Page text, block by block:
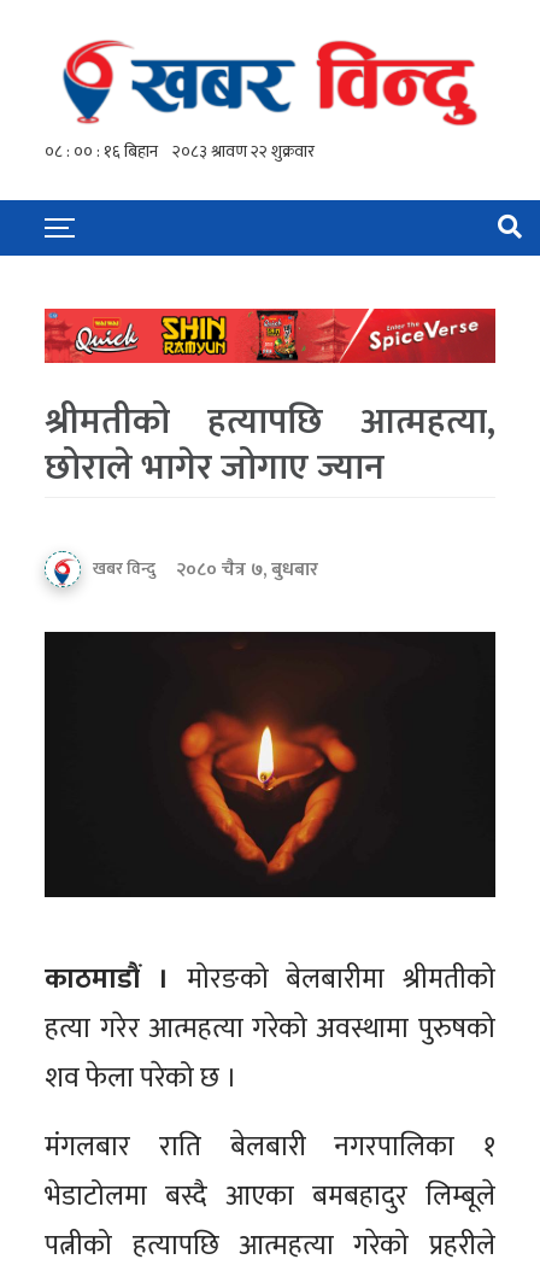
श्रीमतीको हत्यापछि आत्महत्या,
छोराले भागेर जोगाए ज्यान
खबर विन्दु २०८० चैत्र ७, बुधबार
काठमाडौं । मोरङको बेलबारीमा श्रीमतीको
हत्या गरेर आत्महत्या गरेको अवस्थामा पुरुषको
शव फेला परेको छ ।
मंगलबार राति बेलबारी नगरपालिका १
भेडाटोलमा बस्दै आएका बमबहादुर लिम्बूले
पत्नीको हत्यापछि आत्महत्या गरेको प्रहरीले